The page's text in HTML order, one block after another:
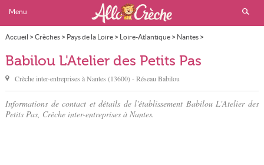
Menu
Accueil > Crèches> Pays de la Loire> Loire-Atlantique> Nantes>
Babilou L'Atelier des Petits Pas
Babilou L'Atelier des Petits Pas
Crèche inter-entreprises àNantes (13600) - Réseau Babilou
Informations de contact et détails de l'établissement Babilou L'Atelier des
Petits Pas, Crèche inter-entreprises à Nantes.